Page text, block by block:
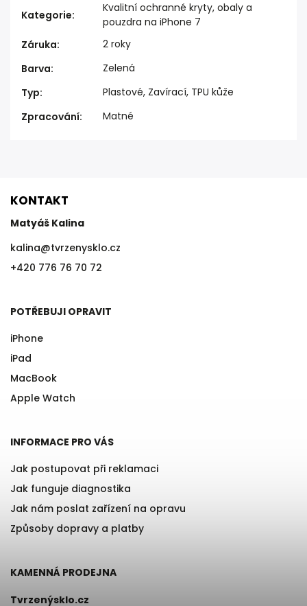
Kategorie:
Kvalitní ochranné kryty, obaly a
pouzdra na iPhone 7
Záruka:
2 roky
Barva:
Zelená
Typ:
Plastové, Zavírací, TPU kůže
Zpracování: Matné
KONTAKT
Matyáš Kalina
kalina@tvrzenysklo.cz
+420 776 76 70 72
POTŘEBUJI OPRAVIT
iPhone
iPad
MacBook
Apple Watch
INFORMACE PRO VÁS
Jak postupovat při reklamaci
Jak funguje diagnostika
Jak nám poslat zařízení na opravu
Způsoby dopravy a platby
KAMENNÁ PRODEJNA
Tvrzenýsklo.cz